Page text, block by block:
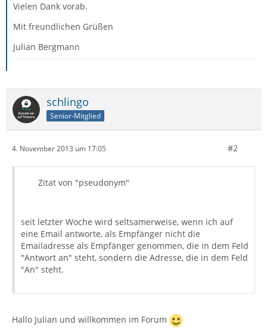
Vielen Dank vorab.
Mit freundlichen Grüßen
Julian Bergmann
schlingo
Senior-Mitglied
4. November 2013 um 17:05 #2
Zitat von "pseudonym"
seit letzter Woche wird seltsamerweise, wenn ich auf
eine Email antworte, als Empfänger nicht die
Emailadresse als Empfänger genommen, die in dem Feld
"Antwort an" steht, sondern die Adresse, die in dem Feld
"An" steht.
Hallo Julian und willkommen im Forum